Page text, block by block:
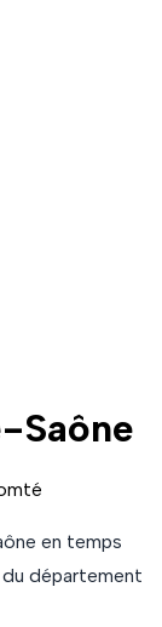
Saône
en temps
département